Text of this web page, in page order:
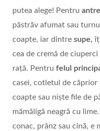
putea alege! Pentru
păstrăv afumat sau
coapte, iar dintre supe,
cea de cremă de
rață. Pentru felul
casei, cotletul de căprior
coapte sau niște file de
mămăligă neagră cu
conac, prânz sau cină, e